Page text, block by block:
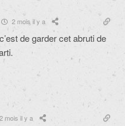
2 mois il y a
de garder cet abruti de
2 mois il y a